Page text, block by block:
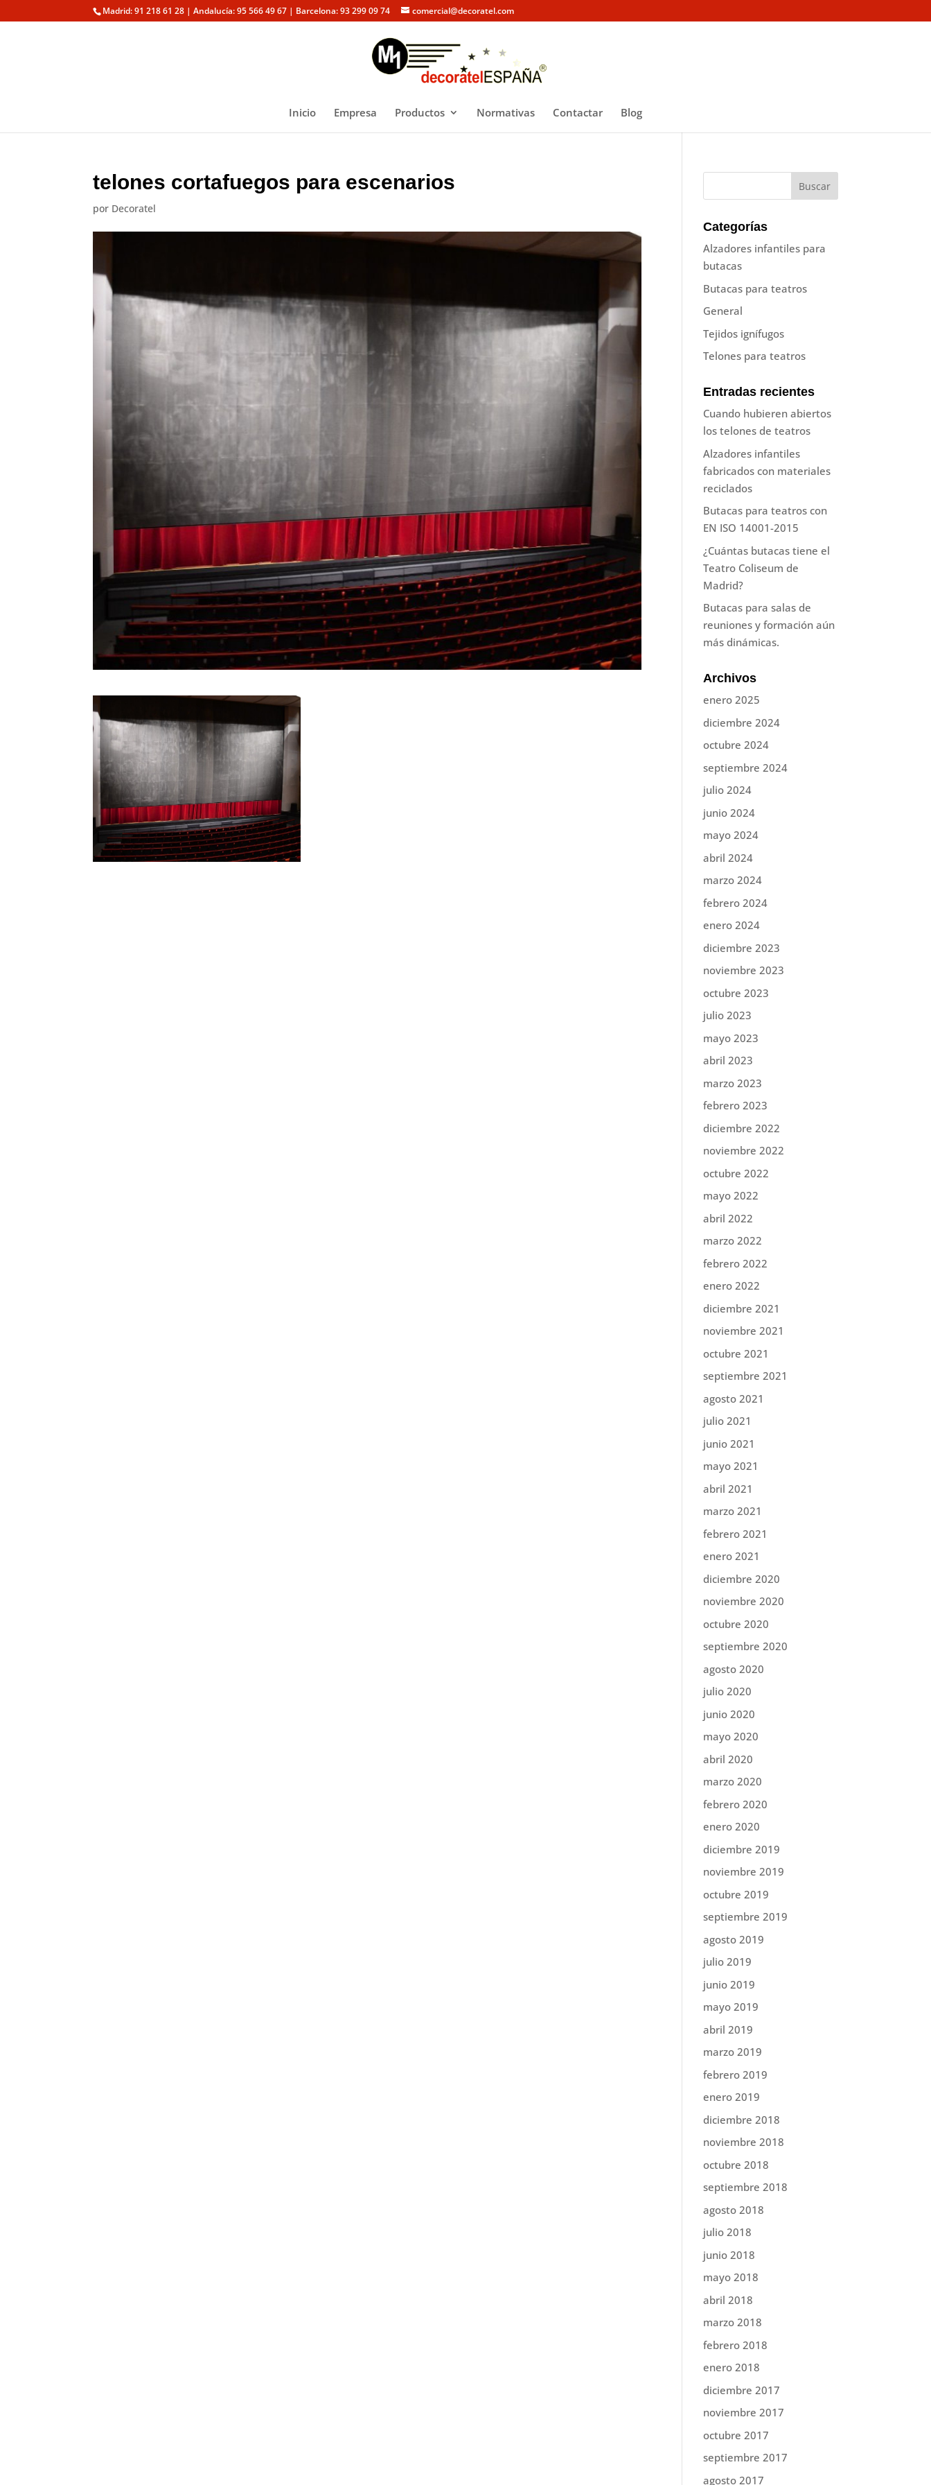
Madrid: 91 218 61 28 | Andalucía: 95 566 49 67 | Barcelona: 93 299 09 74 comercial@decoratel.com
Inicio Empresa Productos Normativas Contactar Blog
telones cortafuegos para escenarios
por Decoratel
Categorías
Alzadores infantiles para
butacas
Butacas para teatros
General
Tejidos ignífugos
Telones para teatros
Entradas recientes
Cuando hubieren abiertos
los telones de teatros
Alzadores infantiles
fabricados con materiales
reciclados
Butacas para teatros con
EN ISO 14001-2015
¿Cuántas butacas tiene el
Teatro Coliseum de
Madrid?
Butacas para salas de
reuniones y formación aún
más dinámicas.
Archivos
enero 2025
diciembre 2024
octubre 2024
septiembre 2024
julio 2024
junio 2024
mayo 2024
abril 2024
marzo 2024
febrero 2024
enero 2024
diciembre 2023
noviembre 2023
octubre 2023
julio 2023
mayo 2023
abril 2023
marzo 2023
febrero 2023
diciembre 2022
noviembre 2022
octubre 2022
mayo 2022
abril 2022
marzo 2022
febrero 2022
enero 2022
diciembre 2021
noviembre 2021
octubre 2021
septiembre 2021
agosto 2021
julio 2021
junio 2021
mayo 2021
abril 2021
marzo 2021
febrero 2021
enero 2021
diciembre 2020
noviembre 2020
octubre 2020
septiembre 2020
agosto 2020
julio 2020
junio 2020
mayo 2020
abril 2020
marzo 2020
febrero 2020
enero 2020
diciembre 2019
noviembre 2019
octubre 2019
septiembre 2019
agosto 2019
julio 2019
junio 2019
mayo 2019
abril 2019
marzo 2019
febrero 2019
enero 2019
diciembre 2018
noviembre 2018
octubre 2018
septiembre 2018
agosto 2018
julio 2018
junio 2018
mayo 2018
abril 2018
marzo 2018
febrero 2018
enero 2018
diciembre 2017
noviembre 2017
octubre 2017
septiembre 2017
agosto 2017